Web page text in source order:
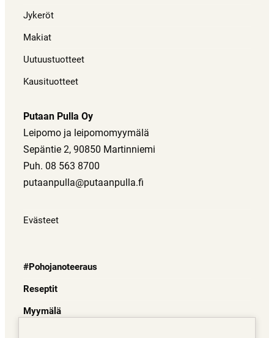
Jykeröt
Makiat
Uutuustuotteet
Kausituotteet
Putaan Pulla Oy
Leipomo ja leipomomyymälä
Sepäntie 2, 90850 Martinniemi
Puh. 08 563 8700
putaanpulla@putaanpulla.fi
Evästeet
#Pohojanoteeraus
Reseptit
Myymälä